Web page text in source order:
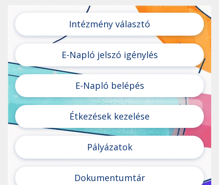
Intézmény választó
E-Napló jelszó igénylés
E-Napló belépés
Étkezések kezelése
Pályázatok
Dokumentumtár